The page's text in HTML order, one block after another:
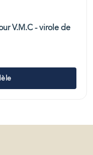
V.M.C - virole de